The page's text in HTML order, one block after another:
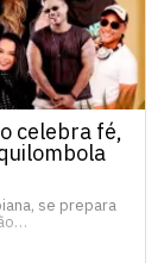
celebra fé,
se prepara